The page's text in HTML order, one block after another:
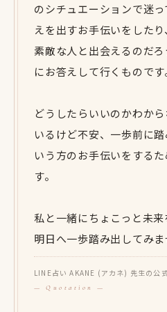
のシチュエーションで迷
えを出すお手伝いをした
素敵な人と出会えるのだ
にお答えして行くものです
どうしたらいいのかわか
いるけど不安、一歩前に
いう方のお手伝いをする
す。
私と一緒にちょこっと未
明日へ一歩踏み出してみま
LINE占い AKANE (アカネ) 先生の公